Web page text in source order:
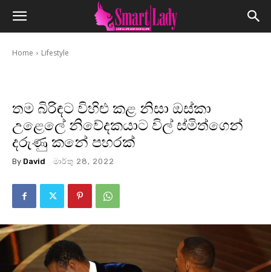
Home Lifestyle
තම බිරිඳට විහිළු කළ නිසා ඔස්කා
උළෙලේ නිවේදකයාට විල් ස්මිත්ගෙන්
දරුණු කනේ පහරක්
By David මාර්තු 28, 2022